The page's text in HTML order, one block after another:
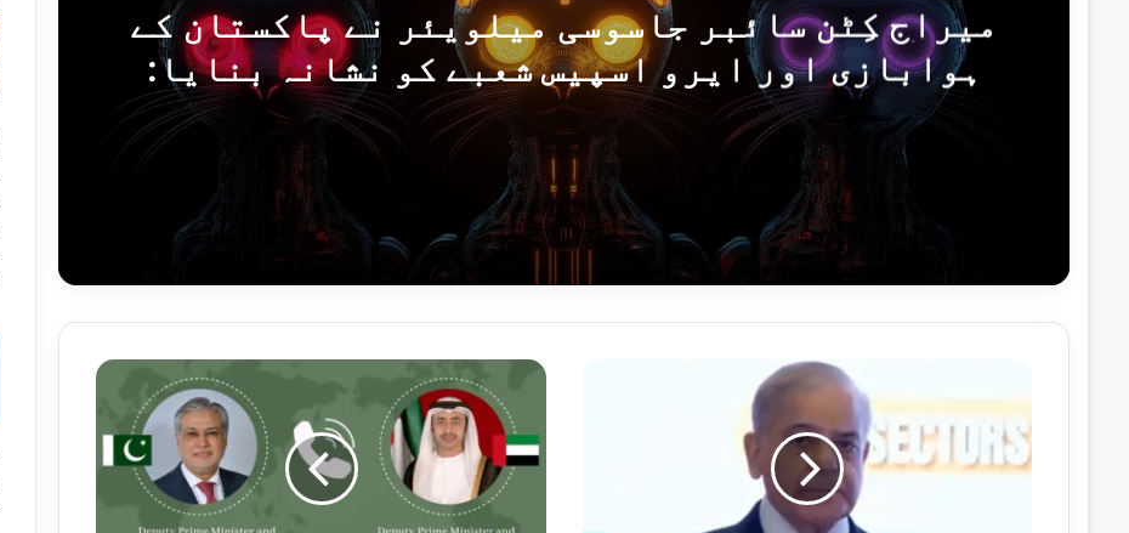
میراج کِٹن سائبر جاسوسی میلویئر نے پاکستان کے
ہوابازی اور ایرو اسپیس شعبے کو نشانہ بنایا:
کیسپرسکی
پاکستان کا آزاد کشمیر انتخابات پر بھارت کے بے بنیاد بیانات مسترد
19 گھنٹے پہلے
بلوچستان میں سیکیورٹی فورسز کی دو انٹیلی جنس کارروائیاں، 12 دہشت گرد ہلاک
ک
س
ت
ن
ب
و